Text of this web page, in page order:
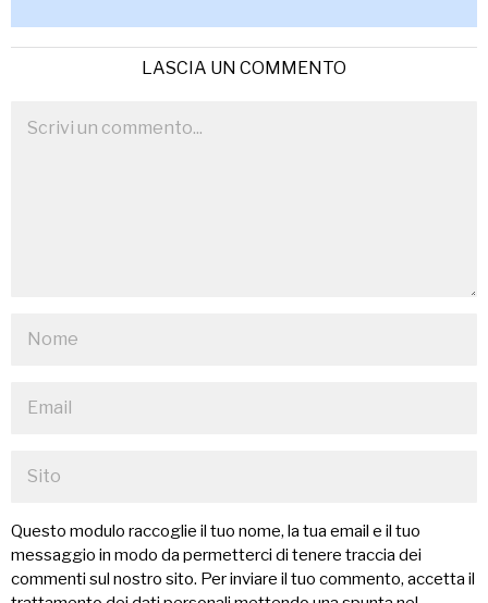
LASCIA UN COMMENTO
Questo modulo raccoglie il tuo nome, la tua email e il tuo
messaggio in modo da permetterci di tenere traccia dei
commenti sul nostro sito. Per inviare il tuo commento, accetta il